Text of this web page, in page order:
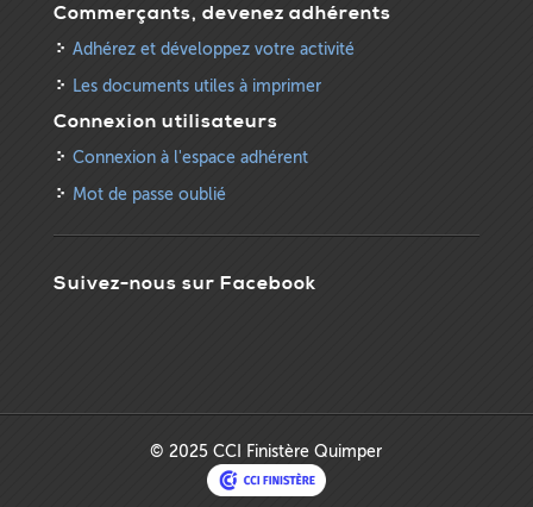
Commerçants, devenez adhérents
Adhérez et développez votre activité
Les documents utiles à imprimer
Connexion utilisateurs
Connexion à l'espace adhérent
Mot de passe oublié
Suivez-nous sur Facebook
© 2025 CCI Finistère Quimper